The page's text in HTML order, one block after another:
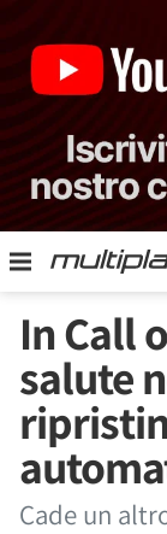
In Call
salute
Cade un